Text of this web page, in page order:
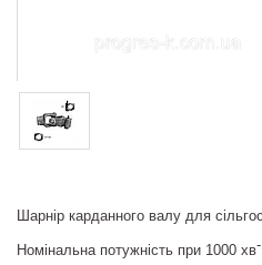
Шарнір карданного валу для
Номінальна потужність при 1000 хв